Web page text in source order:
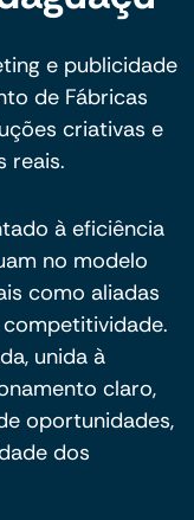
e publicidade
de Fábricas
criativas e
reais.
à eficiência
no modelo
como aliadas
unida à
claro,
oportunidades,
dos